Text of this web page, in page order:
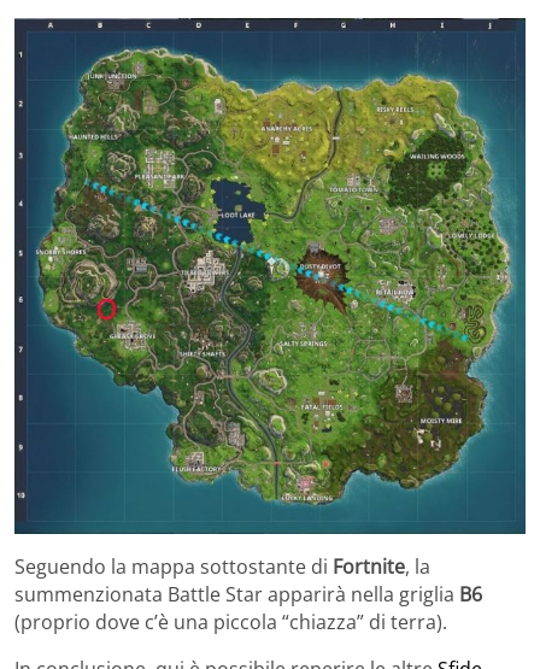
Seguendo la mappa sottostante di Fortnite, la
summenzionata Battle Star apparirà nella griglia B6
(proprio dove c’è una piccola “chiazza” di terra).